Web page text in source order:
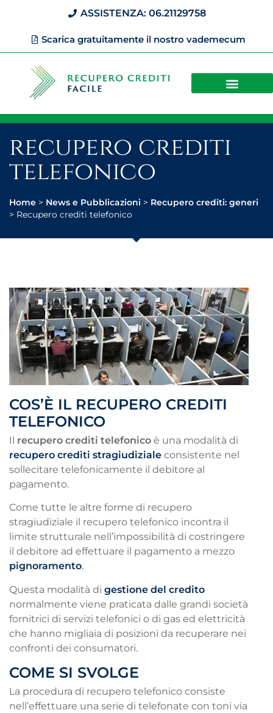
ASSISTENZA: 06.21129758
Scarica gratuitamente il nostro vademecum
recupero crediti
telefonico
Home > News e Pubblicazioni > Recupero crediti: generi
> Recupero crediti telefonico
COS’È IL RECUPERO CREDITI
TELEFONICO
Il recupero crediti telefonico è una modalità di
recupero crediti stragiudiziale consistente nel
sollecitare telefonicamente il debitore al
pagamento.
Come tutte le altre forme di recupero
stragiudiziale il recupero telefonico incontra il
limite strutturale nell’impossibilità di costringere
il debitore ad effettuare il pagamento a mezzo
pignoramento.
Questa modalità di gestione del credito
normalmente viene praticata dalle grandi società
fornitrici di servizi telefonici o di gas ed elettricità
che hanno migliaia di posizioni da recuperare nei
confronti dei consumatori.
COME SI SVOLGE
La procedura di recupero telefonico consiste
nell’effettuare una serie di telefonate con toni via